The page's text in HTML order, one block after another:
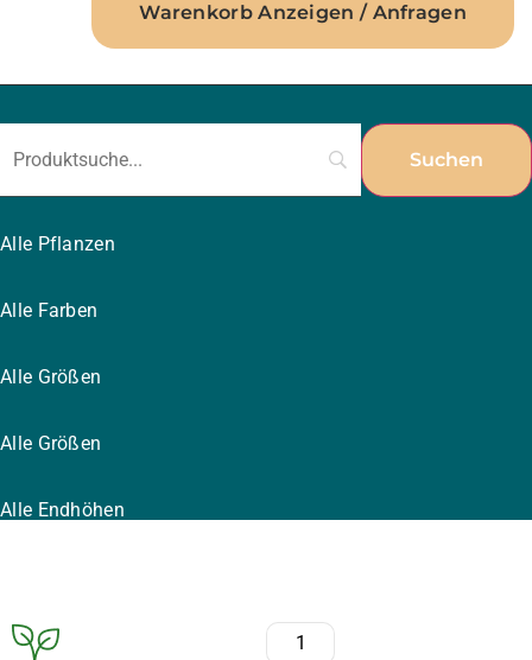
Warenkorb Anzeigen / Anfragen
Alle Pflanzen
Alle Farben
Alle Größen
Alle Größen
Alle Endhöhen